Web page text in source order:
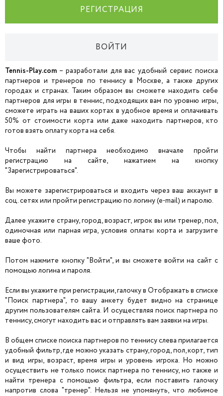
РЕГИСТРАЦИЯ
ВОЙТИ
Tennis-Play.com – разработали для вас удобный сервис поиска
партнеров и тренеров по теннису в Москве, а также других
городах и странах. Таким образом вы сможете находить себе
партнеров для игры в теннис, подходящих вам по уровню игры,
сможете играть на ваших кортах в удобное время и оплачивать
50% от стоимости корта или даже находить партнеров, кто
готов взять оплату корта на себя.
Чтобы найти партнера необходимо вначале пройти
регистрацию на сайте, нажатием на кнопку
"Зарегистрироваться".
Вы можете зарегистрироваться и входить через ваш аккаунт в
соц. сетях или пройти регистрацию по логину (e-mail) и паролю.
Далее укажите страну, город, возраст, игрок вы или тренер, пол,
одиночная или парная игра, условия оплаты корта и загрузите
ваше фото.
Потом нажмите кнопку "Войти", и вы сможете войти на сайт с
помощью логина и пароля.
Если вы укажите при регистрации, галочку в Отображать в списке
"Поиск партнера", то вашу анкету будет видно на странице
другим пользователям сайта. И осуществляя поиск партнера по
теннису, смогут находить вас и отправлять вам заявки на игры.
В общем списке поиска партнеров по теннису слева прилагается
удобный фильтр, где можно указать страну, город, пол, корт, тип
и вид игры, возраст, время игры и уровень игрока. Но можно
осуществить не только поиск партнера по теннису, но также и
найти тренера с помощью фильтра, если поставить галочку
напротив слова "тренер". Нельзя не упомянуть, что любимое